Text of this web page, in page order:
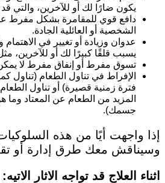
يكون ضارًا لك أو للآخرين، والتي
دافع قوي للمقامرة بشكل مفرط
الشخصية أو العائلية الجادة.
عدوان وزيادة أو تغيير في
يسبب قلقًا كبيرًا لك أو للآخرين،
تسوق مفرط أو إنفاق مفرط لا
الإفراط في تناول الطعام (تناول
فترة زمنية قصيرة) أو تناول
المزيد من الطعام عن المعتاد وما
جسمك).
إذا واجهت أيًا من هذه
وسيناقش معك طرق إدارة أو
اثناء العلاج قد تواجه الاثار الاتيه: